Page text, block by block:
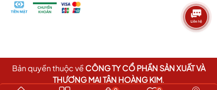
Bản quyền thuộc về CÔNG TY CỔ PHẦN SẢN XUẤT VÀ
THƯƠNG MẠI TÂN HOÀNG KIM.